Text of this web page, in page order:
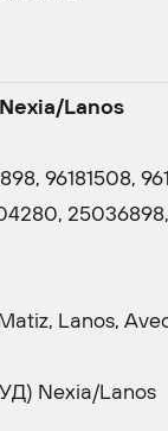
Lanos
96181508,
Lanos,
Nexia/Lanos